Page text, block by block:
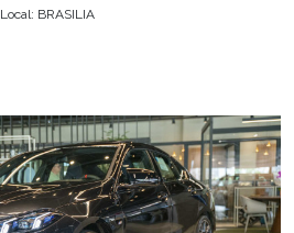
Local: BRASILIA